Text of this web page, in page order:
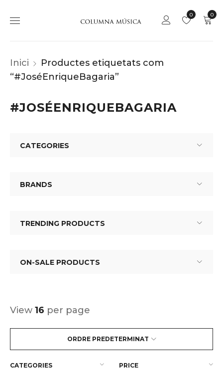
0
0
Inici
Productes etiquetats com
“#JoséEnriqueBagaria”
#JOSÉENRIQUEBAGARIA
CATEGORIES
BRANDS
TRENDING PRODUCTS
ON-SALE PRODUCTS
ORDRE PREDETERMINAT
View 16 per page
CATEGORIES PRICE